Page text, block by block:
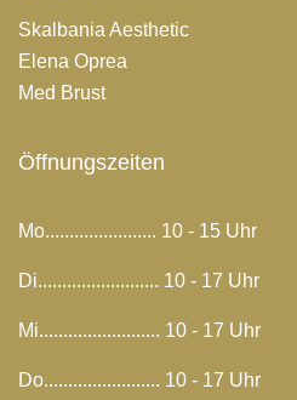
Skalbania Aesthetic
Elena Oprea
Med Brust
Öffnungszeiten
Mo....................... 10 - 15 Uhr
Di......................... 10 - 17 Uhr
Mi......................... 10 - 17 Uhr
Do........................ 10 - 17 Uhr